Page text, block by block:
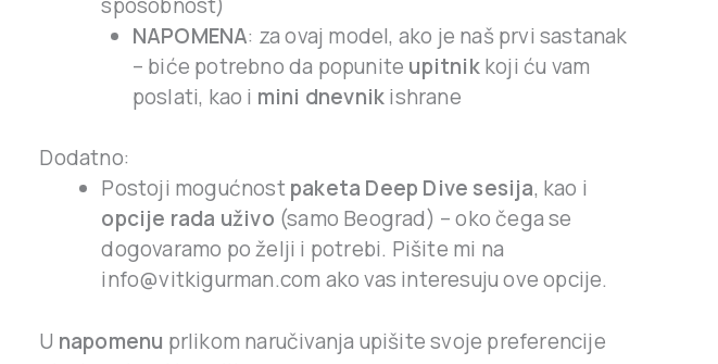
NAPOMENA: za ovaj model, ako je naš prvi sastanak
– biće potrebno da popunite upitnikkoji ću vam
poslati, kao i mini dnevnikishrane
Dodatno:
Postoji mogućnost paketa Deep Dive sesija, kao i
opcije rada uživo (samo Beograd) – oko čega se
dogovaramo po želji i potrebi. Pišite mi na
info@vitkigurman.com ako vas interesuju ove opcije.
U napomenu prlikom naručivanja upišite svoje preferencije